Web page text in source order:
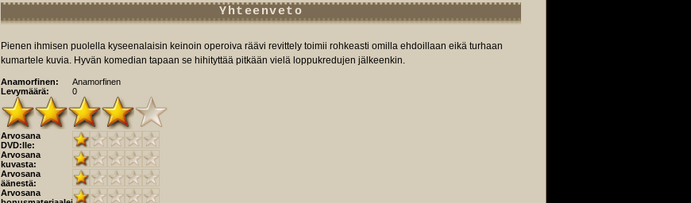
Yhteenveto
Pienen ihmisen puolella kyseenalaisin keinoin operoiva räävi revittely toimii rohkeasti omilla ehdoillaan eikä turhaan
kumartele kuvia. Hyvän komedian tapaan se hihityttää pitkään vielä loppukredujen jälkeenkin.
Anamorfinen:
Anamorfinen
Levymäärä:
0
Arvosana
DVD:lle:
Arvosana
kuvasta:
Arvosana
äänestä:
Arvosana